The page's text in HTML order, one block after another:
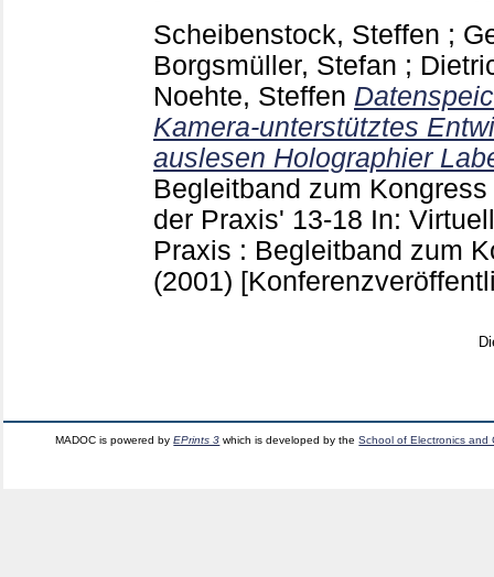
Scheibenstock, Steffen ;
Borgsmüller, Stefan ;
Noehte, Steffen
Kamera-unterstütztes
auslesen Holographier
Begleitband zum
der Praxis' 13-18 In:
Praxis : Begleitband zum
(2001)
MADOC is powered byEPrints 3 which is developed by theSchool of Electronics and